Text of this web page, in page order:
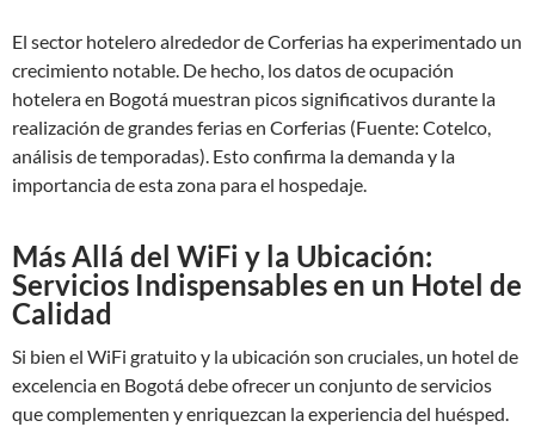
El sector hotelero alrededor de Corferias ha experimentado un
crecimiento notable. De hecho, los datos de ocupación
hotelera en Bogotá muestran picos significativos durante la
realización de grandes ferias en Corferias (Fuente: Cotelco,
análisis de temporadas). Esto confirma la demanda y la
importancia de esta zona para el hospedaje.
Más Allá del WiFi y la Ubicación:
Servicios Indispensables en un Hotel de
Calidad
Si bien el WiFi gratuito y la ubicación son cruciales, un hotel de
excelencia en Bogotá debe ofrecer un conjunto de servicios
que complementen y enriquezcan la experiencia del huésped.